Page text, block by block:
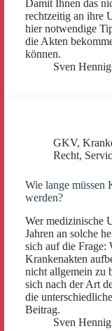
Damit Ihnen das
rechtzeitig an ihre
hier notwendige
die Akten
können.
Sven Hennig
GKV,
Recht,
Wie lange müssen
werden?
Wer medizinische
Jahren an solche
sich auf die Frage:
Krankenakten
nicht allgemein zu
sich nach der Art
die
Beitrag.
Sven Hennig